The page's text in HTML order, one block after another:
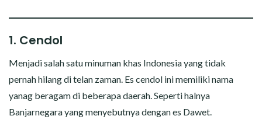
1. Cendol
Menjadi salah satu minuman khas Indonesia yang tidak
pernah hilang di telan zaman. Es cendol ini memiliki nama
yanag beragam di beberapa daerah. Seperti halnya
Banjarnegara yang menyebutnya dengan es Dawet.